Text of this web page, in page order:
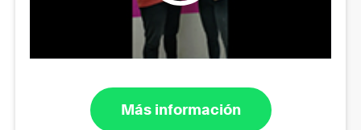
Más información